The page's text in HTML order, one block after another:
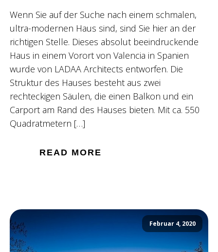
Wenn Sie auf der Suche nach einem schmalen,
ultra-modernen Haus sind, sind Sie hier an der
richtigen Stelle. Dieses absolut beeindruckende
Haus in einem Vorort von Valencia in Spanien
wurde von LADAA Architects entworfen. Die
Struktur des Hauses besteht aus zwei
rechteckigen Säulen, die einen Balkon und ein
Carport am Rand des Hauses bieten. Mit ca. 550
Quadratmetern […]
READ MORE
Februar 4, 2020